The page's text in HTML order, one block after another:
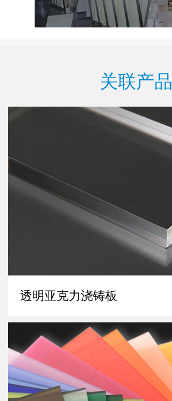
关联产品
透明亚克力浇铸板